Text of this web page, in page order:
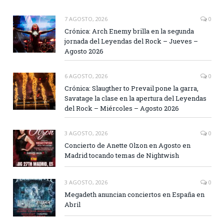
7 AGOSTO, 2026 0
Crónica: Arch Enemy brilla en la segunda
jornada del Leyendas del Rock – Jueves –
Agosto 2026
6 AGOSTO, 2026 0
Crónica: Slaugther to Prevail pone la garra,
Savatage la clase en la apertura del Leyendas
del Rock – Miércoles – Agosto 2026
3 AGOSTO, 2026 0
Concierto de Anette Olzon en Agosto en
Madrid tocando temas de Nightwish
3 AGOSTO, 2026 0
Megadeth anuncian conciertos en España en
Abril